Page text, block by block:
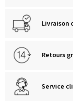
Livraison
Retours
Service